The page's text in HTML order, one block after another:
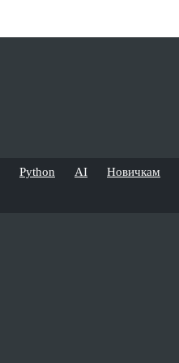
Python AI Новичкам